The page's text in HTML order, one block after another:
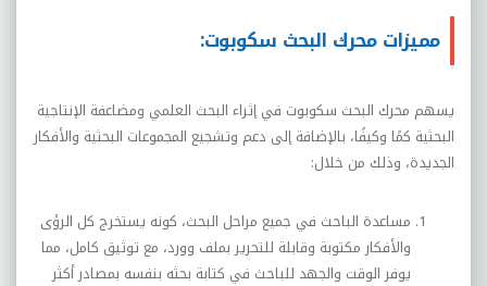
مميزات محرك البحث سكوبوت:
يسهم محرك البحث سكوبوت في إثراء البحث العلمي ومضاعفة الإنتاجية
البحثية كمًا وكيفًا، بالإضافة إلى دعم وتشجيع المجموعات البحثية والأفكار
الجديدة، وذلك من خلال:
مساعدة الباحث في جميع مراحل البحث، كونه يستخرج كل الرؤى
والأفكار مكتوبة وقابلة للتحرير بملف وورد، مع توثيق كامل، مما
يوفر الوقت والجهد للباحث في كتابة بحثه بنفسه بمصادر أكثر